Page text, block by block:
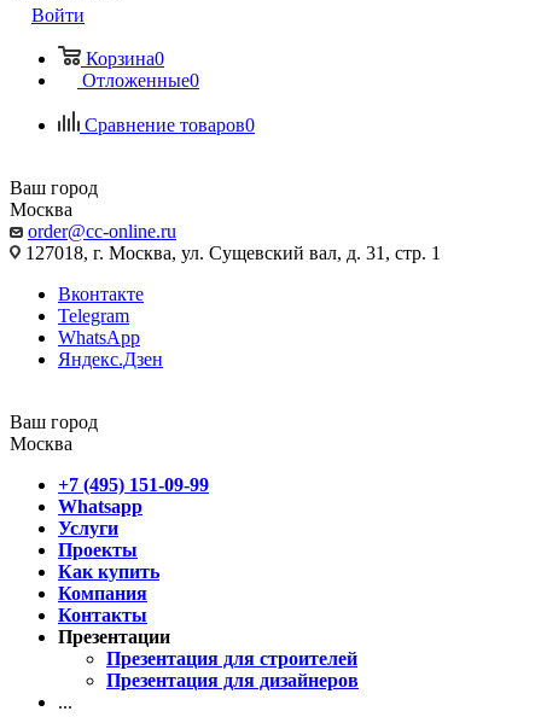
Войти
Корзина0
Отложенные0
Сравнение товаров0
Ваш город
Москва
order@cc-online.ru
127018, г. Москва, ул. Сущевский вал, д. 31, стр. 1
Вконтакте
Telegram
WhatsApp
Яндекс.Дзен
Ваш город
Москва
+7 (495) 151-09-99
Whatsapp
Услуги
Проекты
Как купить
Компания
Контакты
Презентации
Презентация для строителей
Презентация для дизайнеров
...